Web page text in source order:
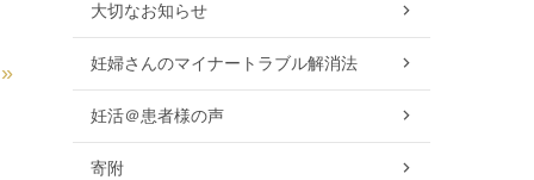
»
大切なお知らせ
妊婦さんのマイナートラブル解消法
妊活＠患者様の声
寄附